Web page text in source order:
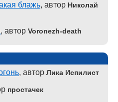
блажь, автор Николай
, автор Voronezh-death
, автор Лика Испилист
простачек